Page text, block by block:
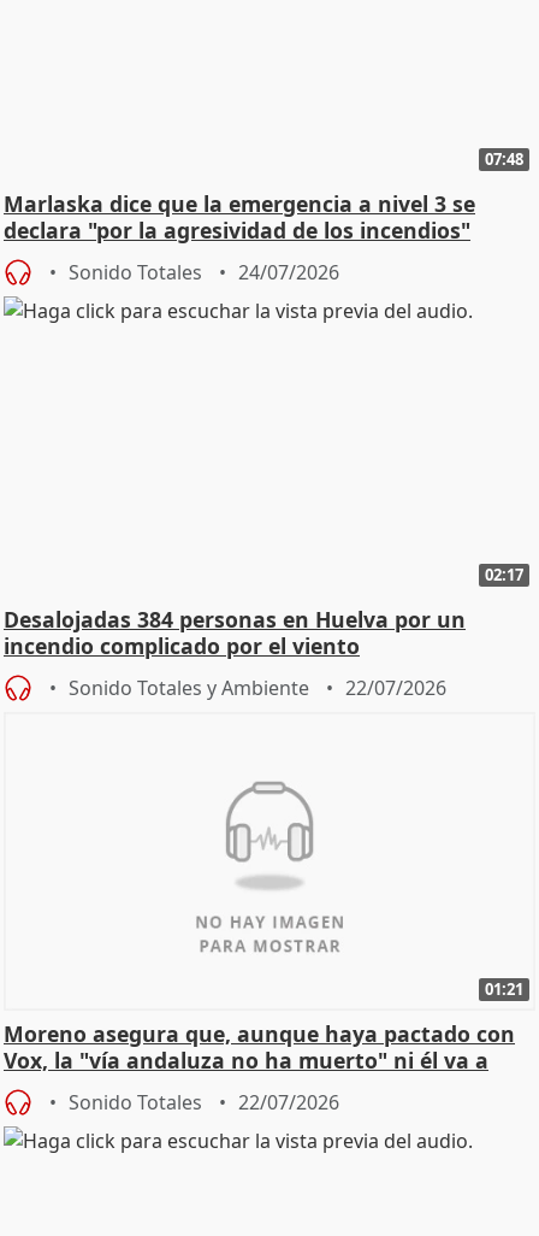
07:48
Marlaska dice que la emergencia a nivel 3 se
declara "por la agresividad de los incendios"
Sonido Totales 24/07/2026
02:17
Desalojadas 384 personas en Huelva por un
incendio complicado por el viento
Sonido Totales y Ambiente 22/07/2026
01:21
Moreno asegura que, aunque haya pactado con
Vox, la "vía andaluza no ha muerto" ni él va a
"cambiar"
Sonido Totales 22/07/2026